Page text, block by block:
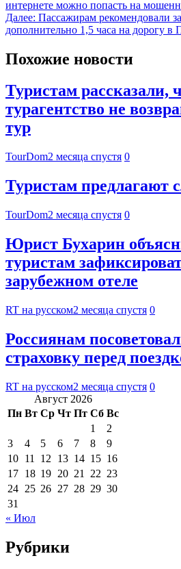
интернете можно попасть на
Далее: Пассажирам рекомендовали
дополнительно 1,5 часа на дорогу в
Похожие новости
Туристам рассказали,
турагентство не
тур
TourDom2 месяца спустя 0
Туристам предлагают
TourDom2 месяца спустя 0
Юрист Бухарин
туристам
зарубежном отеле
RT на русском2 месяца спустя 0
Россиянам
страховку перед
RT на русском2 месяца спустя 0
Август 2026
Пн Вт Ср Чт Пт Сб Вс
1
2
3
4 5 6 7 8
9
10 11 12 13 14 15 16
17 18 19 20 21 22 23
24 25 26 27 28 29 30
31
« Июл
Рубрики